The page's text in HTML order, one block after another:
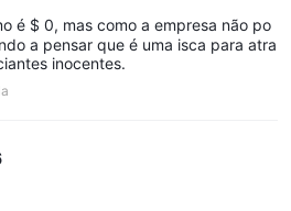
é $ 0, mas como a empresa não po
a pensar que é uma isca para atra
inocentes.